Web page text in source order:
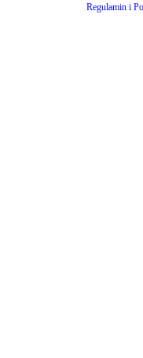
Regulamin i